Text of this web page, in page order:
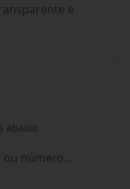
e
abaixo